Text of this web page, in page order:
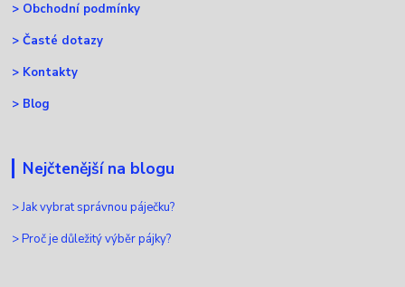
> Obchodní podmínky
>Časté dotazy
> Kontakty
> Blog
Nejčtenější na blogu
>Jak vybrat správnou páječku?
>Proč je důležitý výběr pájky?